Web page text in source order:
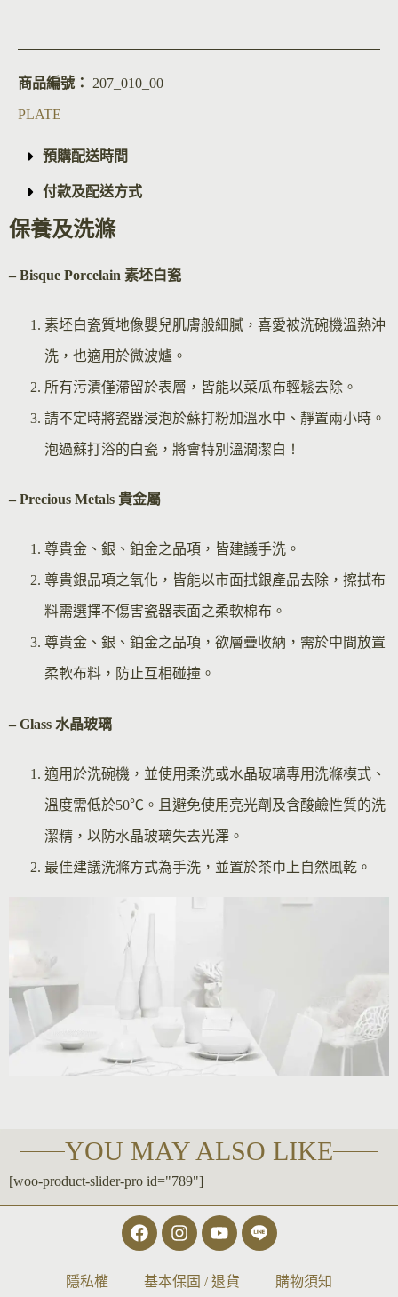
商品編號： 207_010_00
PLATE
預購配送時間
付款及配送方式
保養及洗滌
– Bisque Porcelain 素坯白瓷
素坯白瓷質地像嬰兒肌膚般細膩，喜愛被洗碗機溫熱沖
洗，也適用於微波爐。
所有污漬僅滯留於表層，皆能以菜瓜布輕鬆去除。
請不定時將瓷器浸泡於蘇打粉加溫水中、靜置兩小時。
泡過蘇打浴的白瓷，將會特別溫潤潔白！
– Precious Metals 貴金屬
尊貴金、銀、鉑金之品項，皆建議手洗。
尊貴銀品項之氧化，皆能以市面拭銀產品去除，擦拭布
料需選擇不傷害瓷器表面之柔軟棉布。
尊貴金、銀、鉑金之品項，欲層疊收納，需於中間放置
柔軟布料，防止互相碰撞。
– Glass 水晶玻璃
適用於洗碗機，並使用柔洗或水晶玻璃專用洗滌模式、
溫度需低於50℃。且避免使用亮光劑及含酸鹼性質的洗
潔精，以防水晶玻璃失去光澤。
最佳建議洗滌方式為手洗，並置於茶巾上自然風乾。
YOU MAY ALSO LIKE
[woo-product-slider-pro id="789"]
隱私權 基本保固 / 退貨 購物須知